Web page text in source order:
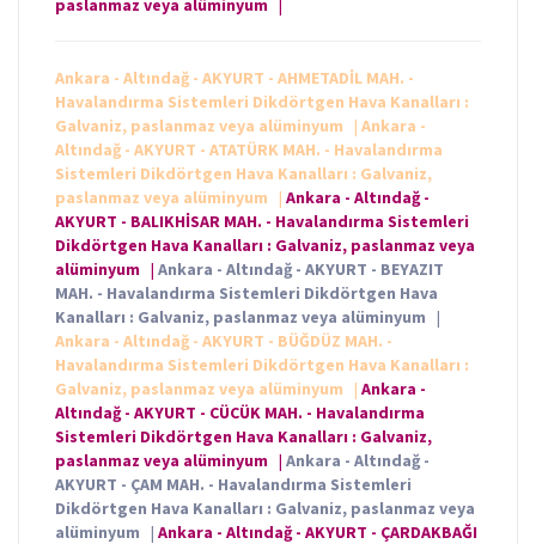
paslanmaz veya alüminyum
Ankara - Altındağ - AKYURT - AHMETADİL MAH. -
Havalandırma Sistemleri Dikdörtgen Hava Kanalları :
Galvaniz, paslanmaz veya alüminyum
| Ankara -
Altındağ - AKYURT - ATATÜRK MAH. - Havalandırma
Sistemleri Dikdörtgen Hava Kanalları : Galvaniz,
paslanmaz veya alüminyum
| Ankara - Altındağ -
AKYURT - BALIKHİSAR MAH. - Havalandırma Sistemleri
Dikdörtgen Hava Kanalları : Galvaniz, paslanmaz veya
alüminyum | Ankara - Altındağ - AKYURT - BEYAZIT
MAH. - Havalandırma Sistemleri Dikdörtgen Hava
Kanalları : Galvaniz, paslanmaz veya alüminyum |
Ankara - Altındağ - AKYURT - BÜĞDÜZ MAH. -
Havalandırma Sistemleri Dikdörtgen Hava Kanalları :
Galvaniz, paslanmaz veya alüminyum
| Ankara -
Altındağ - AKYURT - CÜCÜK MAH. - Havalandırma
Sistemleri Dikdörtgen Hava Kanalları : Galvaniz,
paslanmaz veya alüminyum | Ankara - Altındağ -
AKYURT - ÇAM MAH. - Havalandırma Sistemleri
Dikdörtgen Hava Kanalları : Galvaniz, paslanmaz veya
alüminyum | Ankara - Altındağ - AKYURT - ÇARDAKBAĞI